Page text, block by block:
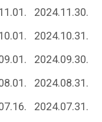
2024.11.30.
2024.10.31.
2024.09.30.
2024.08.31.
2024.07.31.